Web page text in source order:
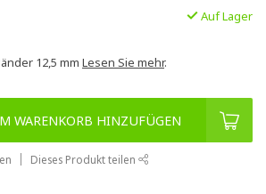
Auf Lager
12,5 mm Lesen Sie mehr.
WARENKORB HINZUFÜGEN
Dieses Produkt teilen